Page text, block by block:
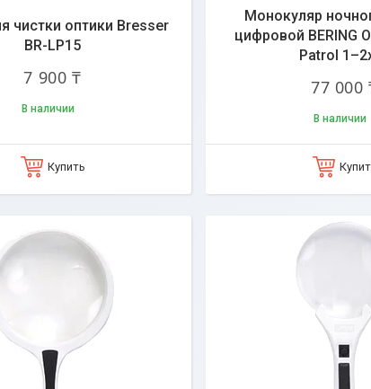
чистки оптики Bresser
BR-LP15
7 900 ₸
В наличии
Купить
Монокуляр
цифровой BERING
Patrol
77 000
В наличии